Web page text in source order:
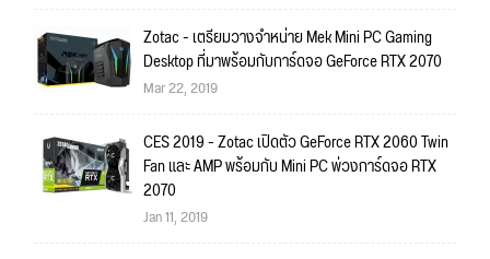
Zotac - เตรียมวางจำหน่าย Mek Mini PC Gaming
Desktop ที่มาพร้อมกับการ์ดจอ GeForce RTX 2070
Mar 22, 2019
CES 2019 - Zotac เปิดตัว GeForce RTX 2060 Twin
Fan และ AMP พร้อมกับ Mini PC พ่วงการ์ดจอ RTX
2070
Jan 11, 2019